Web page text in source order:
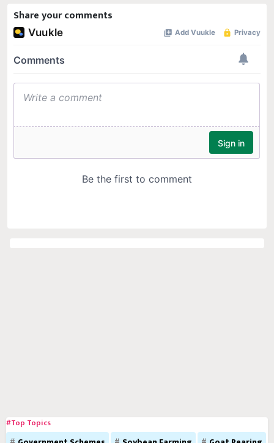
Share your comments
#Top Topics